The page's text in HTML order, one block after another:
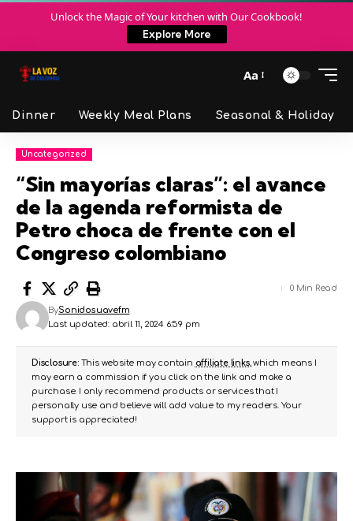
Unlock the Magic of Your kitchen with Our Cookbook!
Explore More
Aa
Dinner Weekly Meal Plans Seasonal & Holiday
Uncategorized
“Sin mayorías claras”: el avance
de la agenda reformista de
Petro choca de frente con el
Congreso colombiano
Last updated: abril 11, 2024 6:59 pm
BySonidosuavefm
0 Min Read
Disclosure:This website may contain affiliate links, which means I
may earn a commission if you click on the link and make a
purchase. I only recommend products or services that I
personally use and believe will add value to my readers. Your
support is appreciated!